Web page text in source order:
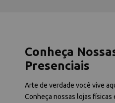
Conheça
Presenciais
Arte de verdade você vive
Conheça nossas lojas físicas